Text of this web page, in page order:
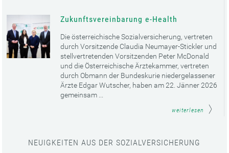
Zukunftsvereinbarung e-Health
Die österreichische Sozialversicherung, vertreten
durch Vorsitzende Claudia Neumayer-Stickler und
stellvertretenden Vorsitzenden Peter McDonald
und die Österreichische Ärztekammer, vertreten
durch Obmann der Bundeskurie niedergelassener
Ärzte Edgar Wutscher, haben am 22. Jänner 2026
gemeinsam ...
weiterlesen
NEUIGKEITEN AUS DER SOZIALVERSICHERUNG